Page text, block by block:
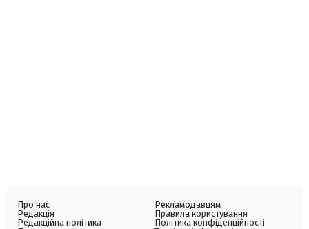
Про нас
Редакція
Редакційна політика
Рекламодавцям
Правила користування
Політика конфіденційності